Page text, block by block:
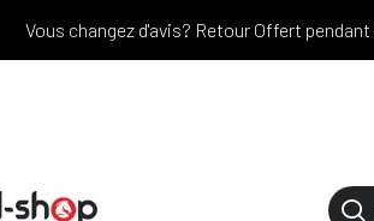
changez d'avis? Retour Offert pendant 30